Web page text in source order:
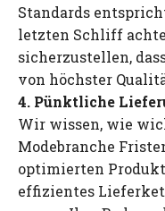
Standards
letzten Schliff
sicherzustellen,
von höchster
4. Pünktliche
Wir wissen, wie
Modebranche
optimierten
effizientes